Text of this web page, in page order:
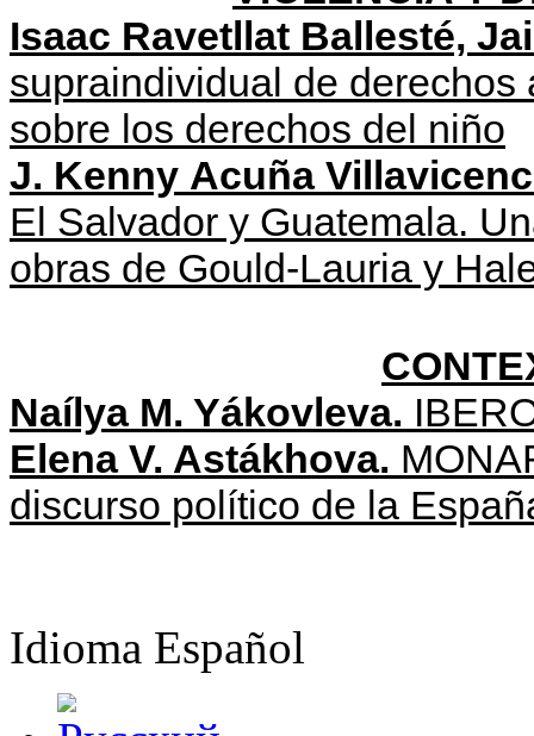
Isaac Ravetllat Ballesté,
supraindividual de
sobre los derechos del niño
J. Kenny Acuña
El Salvador y Guatemala.
obras de Gould-Lauria y
Naílya M. Yákovleva.
Elena V. Astákhova.
discurso político de la
Idioma Español